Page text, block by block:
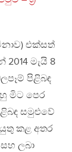
එක්සත්
මැයි 8
පිළිබඳ
මිට පෙර
සමුළුවේ
කළ අතර
ලබා